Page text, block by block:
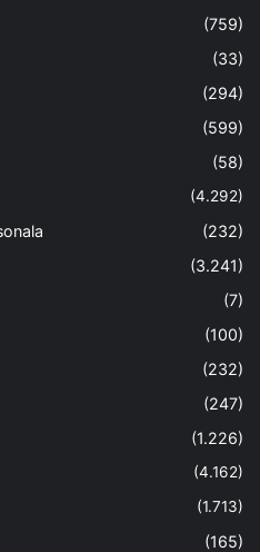
(759)
(33)
(294)
(599)
(58)
(4.292)
(232)
(3.241)
(7)
(100)
(232)
(247)
(1.226)
(4.162)
(1.713)
(165)